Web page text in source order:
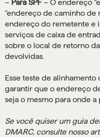
– Para SPF – O endereço
“endereço de caminho de
endereço do remetente e
serviços de caixa de
sobre o local de retorno
devolvidas.
Esse teste de
garantir que o endereço
seja o mesmo para onde a
Se você quiser um guia
DMARC, consulte nosso